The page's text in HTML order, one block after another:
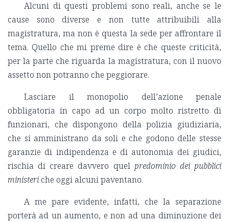
Alcuni di questi problemi sono reali, anche se le
cause sono diverse e non tutte attribuibili alla
magistratura, ma non è questa la sede per affrontare il
tema. Quello che mi preme dire è che queste criticità,
per la parte che riguarda la magistratura, con il nuovo
assetto non potranno che peggiorare.
Lasciare il monopolio dell’azione penale
obbligatoria in capo ad un corpo molto ristretto di
funzionari, che dispongono della polizia giudiziaria,
che si amministrano da soli e che godono delle stesse
garanzie di indipendenza e di autonomia dei giudici,
rischia di creare davvero quel predominio dei pubblici
ministeri che oggi alcuni paventano.
A me pare evidente, infatti, che la separazione
porterà ad un aumento, e non ad una diminuzione dei